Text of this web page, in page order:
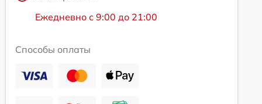
Ежедневно с 9:00 до 21:00
Способы оплаты